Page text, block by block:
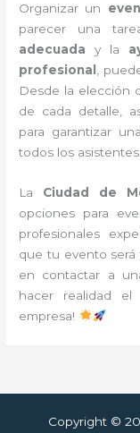
Organizar un
parecer una
adecuada y la
profesional ,
Desde la elección
de cada detalle,
para garantizar
todos los asistentes.
La Ciudad de
opciones para
profesionales
que tu evento será
en contactar a
hacer realidad el
empresa!
Copyright ©